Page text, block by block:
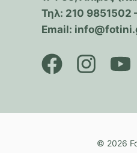
Τηλ: 210 9851502
Email:
© 2026